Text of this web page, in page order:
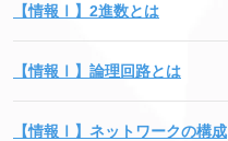
【情報Ⅰ】2進数とは
【情報Ⅰ】論理回路とは
【情報Ⅰ】ネットワークの構成